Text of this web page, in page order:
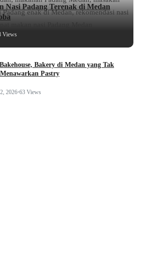
Nasi Padang Terenak di Medan
Views
Bakery di Medan yang Tak
Pastry
2026•63 Views